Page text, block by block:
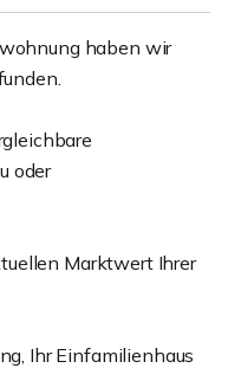
haben wir
oder
Marktwert Ihrer
Ihr Einfamilienhaus